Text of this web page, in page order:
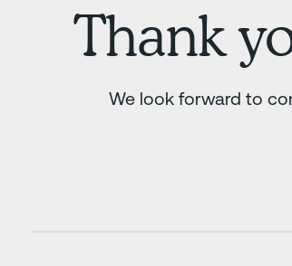
Thank
We look forward to